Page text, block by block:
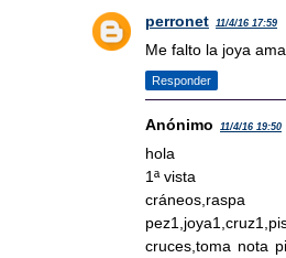
perronet 11/4/16 17:59
Me falto la joya
Responder
Anónimo 11/4/16 19:50
hola
1ª vista
cruces,toma nota